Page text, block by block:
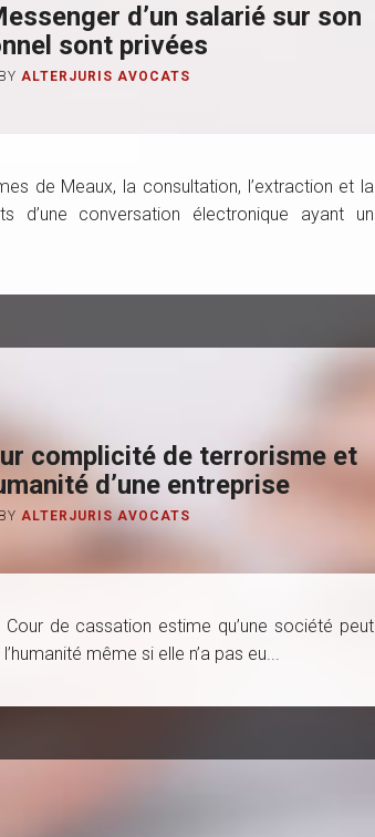
d’un salarié sur son
sont privées
BY ALTERJURIS AVOCATS
de Meaux, la consultation, l’extraction et la
d’une conversation électronique ayant un
complicité de terrorisme et
d’une entreprise
BY ALTERJURIS AVOCATS
de cassation estime qu’une société peut
même si elle n’a pas eu...